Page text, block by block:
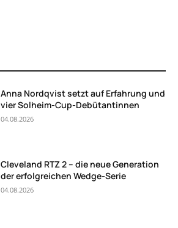
Anna Nordqvist setzt auf Erfahrung und
vier Solheim-Cup-Debütantinnen
04.08.2026
Cleveland RTZ 2 – die neue Generation
der erfolgreichen Wedge-Serie
04.08.2026